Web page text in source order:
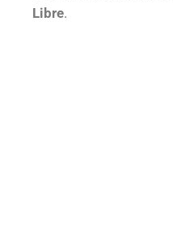
Libre.